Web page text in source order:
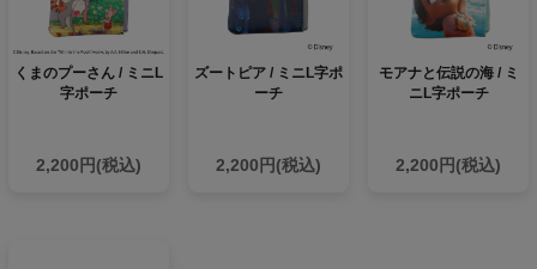
くまのプーさん / ミニL
字ポーチ
2,200円(税込)
ズートピア / ミニL字ポ
ーチ
2,200円(税込)
モアナと伝説の海 / ミ
ニL字ポーチ
2,200円(税込)